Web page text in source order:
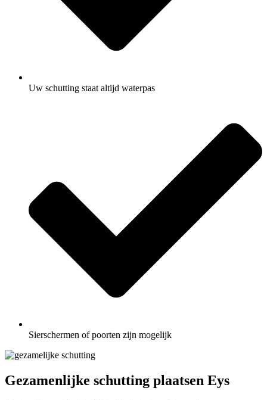
Uw schutting staat altijd waterpas
Sierschermen of poorten zijn mogelijk
Gezamenlijke schutting plaatsen Eys